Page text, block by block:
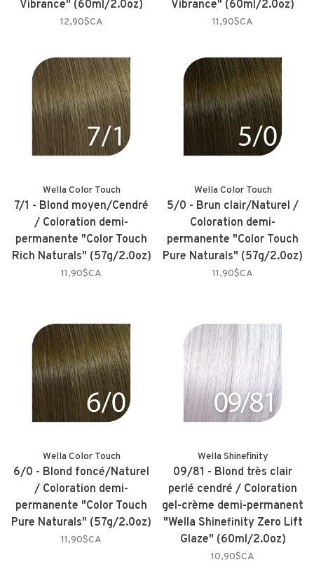
Vibrance" (60ml/2.0oz)
12,90$CA
Vibrance" (60ml/2.0oz)
11,90$CA
Wella Color Touch
7/1 - Blond moyen/Cendré
/ Coloration demi-
permanente "Color Touch
Rich Naturals" (57g/2.0oz)
11,90$CA
Wella Color Touch
5/0 - Brun clair/Naturel /
Coloration demi-
permanente "Color Touch
Pure Naturals" (57g/2.0oz)
11,90$CA
Wella Color Touch
6/0 - Blond foncé/Naturel
/ Coloration demi-
permanente "Color Touch
Pure Naturals" (57g/2.0oz)
11,90$CA
Wella Shinefinity
09/81 - Blond très clair
perlé cendré / Coloration
gel-crème demi-permanent
"Wella Shinefinity Zero Lift
Glaze" (60ml/2.0oz)
10,90$CA